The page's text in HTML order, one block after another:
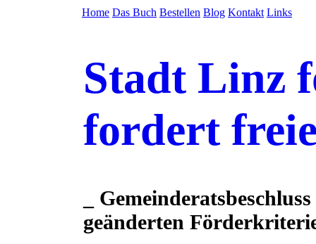
Home Das Buch Bestellen Blog Kontakt Links
Stadt Linz
fordert
_
geänderten